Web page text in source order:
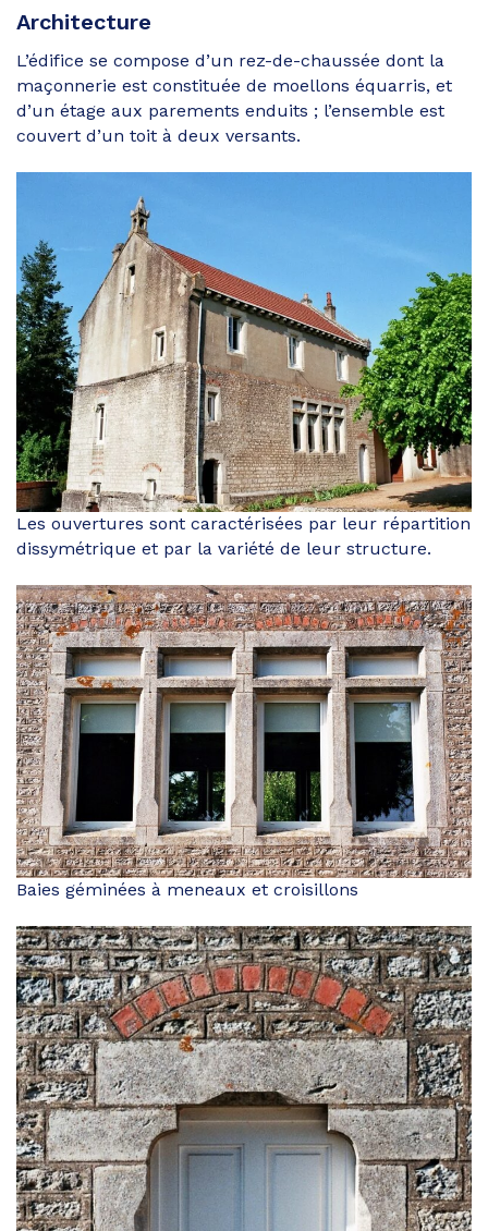
Architecture
L’édifice se compose d’un rez-de-chaussée dont la
maçonnerie est constituée de moellons équarris, et
d’un étage aux parements enduits ; l’ensemble est
couvert d’un toit à deux versants.
Les ouvertures sont caractérisées par leur répartition
dissymétrique et par la variété de leur structure.
Baies géminées à meneaux et croisillons